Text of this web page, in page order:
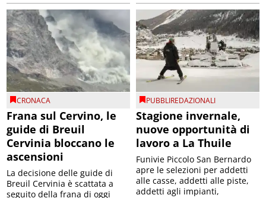
CRONACA
Frana sul Cervino, le
guide di Breuil
Cervinia bloccano le
ascensioni
La decisione delle guide di
Breuil Cervinia è scattata a
seguito della frana di oggi
PUBBLIREDAZIONALI
Stagione invernale,
nuove opportunità di
lavoro a La Thuile
Funivie Piccolo San Bernardo
apre le selezioni per addetti
alle casse, addetti alle piste,
addetti agli impianti,